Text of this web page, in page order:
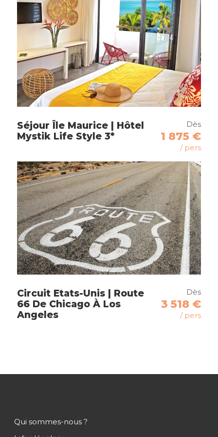
Jour 3 Autour de la culture du riz
Jour 4 Journée libre à Ubud
Jour 5 Balade dans la nature
Jour 8 Immersion culturelle
Jour 9 Détente sur les plages de Sanur
Jour 10
Détente sur les plages de
Sanur
Jour 11 Départ
Hôtels
Séjour Île Maurice | Hôtel
Mystik Life Style 3*
Dès
1 875 €
/ pers
Circuit Etats-Unis | Route
66 De Chicago À Los
Angeles
Dès
3 518 €
/ pers
Qui sommes-nous ?